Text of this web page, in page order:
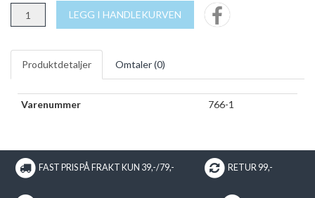
LEGG I HANDLEKURVEN
Produktdetaljer Omtaler (0)
Varenummer 766-1
FAST PRIS PÅ FRAKT KUN 39,-/79,- RETUR 99,-